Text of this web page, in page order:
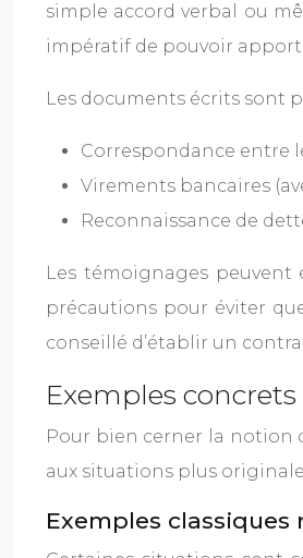
simple accord verbal ou
impératif de pouvoir
Les documents écrits sont
Correspondance entre
Virements bancaires
Reconnaissance de
Les témoignages
précautions pour éviter
conseillé d’établir un
Exemples
Pour bien cerner la notion
aux situations plus
Exemples classiques